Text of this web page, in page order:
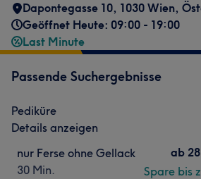
Dapontegasse 10, 1030 Wien,
Geöffnet Heute: 09:00 - 19:00
Last Minute
Passende Suchergebnisse
Pediküre
Details anzeigen
nur Ferse ohne Gellack
30 Min.
ab
Spare bis